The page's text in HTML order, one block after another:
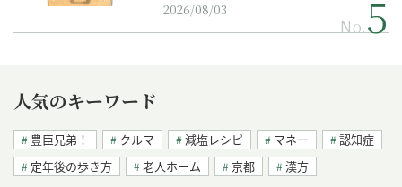
2026/08/03
No.
人気のキーワード
豊臣兄弟！ クルマ 減塩レシピ マネー
認知症
定年後の歩き方
老人ホーム 京都 漢方